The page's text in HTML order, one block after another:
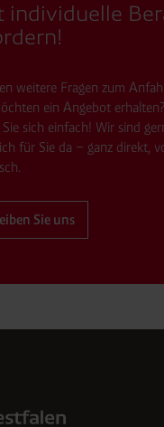
individuelle
weitere Fragen zum
ein Angebot
sich einfach! Wir sind
für Sie da – ganz direkt,
Sie uns